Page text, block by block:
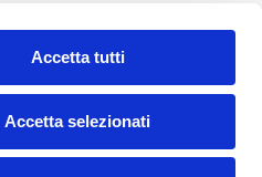
Accetta tutti
Accetta selezionati